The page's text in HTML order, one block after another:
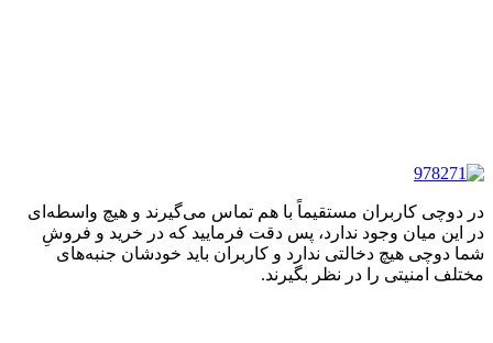
در دوچی کاربران مستقیماً با هم تماس می‌گیرند و هیچ واسطه‌ای
در این میان وجود ندارد، پس دقت فرمایید که در خرید و فروشِ
شما دوچی هیچ دخالتی ندارد و کاربران باید خودشان جنبه‌های
مختلف امنیتی را در نظر بگیرند.